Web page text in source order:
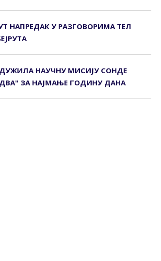
НАПРЕДАК У РАЗГОВОРИМА ТЕЛ
НАУЧНУ МИСИЈУ СОНДЕ
ДВА" ЗА НАЈМАЊЕ ГОДИНУ ДАНА